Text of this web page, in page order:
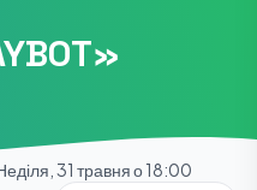
31 травня о 18:00